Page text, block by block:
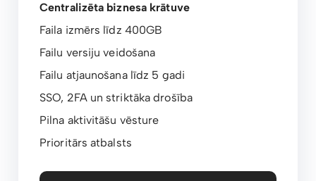
Centralizēta biznesa krātuve
Faila izmērs līdz 400GB
Failu versiju veidošana
Failu atjaunošana līdz 5 gadi
SSO, 2FA un striktāka drošība
Pilna aktivitāšu vēsture
Prioritārs atbalsts